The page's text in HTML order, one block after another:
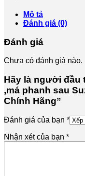
-
Hàng
Hãng
số
lượng
Mô tả
Đánh giá (0)
Đánh giá
Chưa có đánh giá nào.
Hãy là người đầu
,má phanh sau
Chính Hãng”
Đánh giá của bạn *
Nhận xét của bạn *